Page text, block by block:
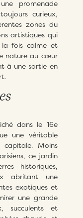
promenade
curieux,
zones du
artistiques qui
la fois calme et
nature au cœur
à une sortie en
dans le 16e
une véritable
Moins
ce jardin
historiques,
abritant une
exotiques et
une grande
succulents et